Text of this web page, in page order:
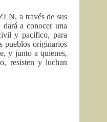
a través de sus
a conocer una
y pacífico, para
pueblos originarios
y junto a quienes,
resisten y luchan